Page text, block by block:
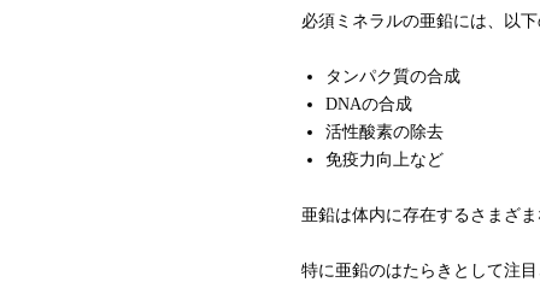
必須ミネラルの亜鉛には、以
タンパク質の合成
DNAの合成
活性酸素の除去
免疫力向上など
亜鉛は体内に存在するさまざ
特に亜鉛のはたらきとして注